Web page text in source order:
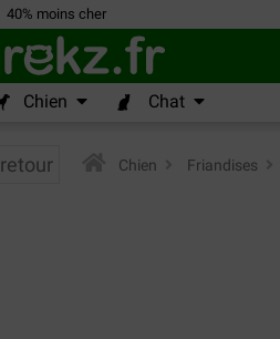
40% moins cher
Chien Chat
retour Chien Friandises